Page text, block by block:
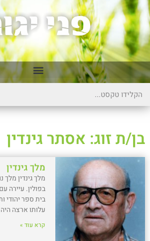
בן/ת זוג: אסתר גינדין
מלך גינדין
בפולין. עיירה
בית ספר יהודי
עלותו ארצה
קרא עוד »